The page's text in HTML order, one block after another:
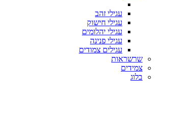
עגילי זהב
עגילי חישוק
עגילי יהלומים
עגילי פנינה
עגילים צמודים
שרשראות
צמידים
בלוג